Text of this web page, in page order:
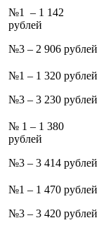
№1 – 1 142
рублей
№3 – 2 906 рублей
№1 – 1 320 рублей
№3 – 3 230 рублей
№ 1 – 1 380
рублей
№3 – 3 414 рублей
№1 – 1 470 рублей
№3 – 3 420 рублей